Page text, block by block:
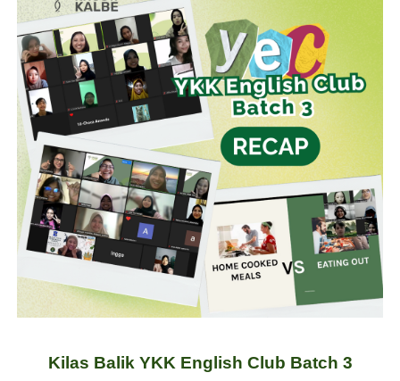
Kilas Balik YKK English Club Batch 3